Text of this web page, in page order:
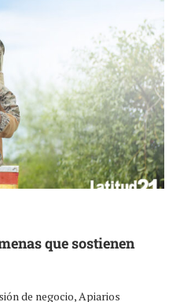
que sostienen
de negocio, Apiarios